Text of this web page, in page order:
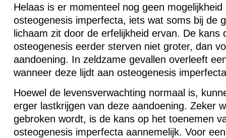
Helaas is er momenteel nog geen
osteogenesis imperfecta, iets wat soms bij de
lichaam zit door de erfelijkheid ervan. De kans
osteogenesis eerder sterven niet groter, dan
aandoening. In zeldzame gevallen overleeft
wanneer deze lijdt aan osteogenesis
Hoewel de levensverwachting normaal is,
erger lastkrijgen van deze aandoening. Zeker
gebroken wordt, is de kans op het toenemen
osteogenesis imperfecta aannemelijk. Voor